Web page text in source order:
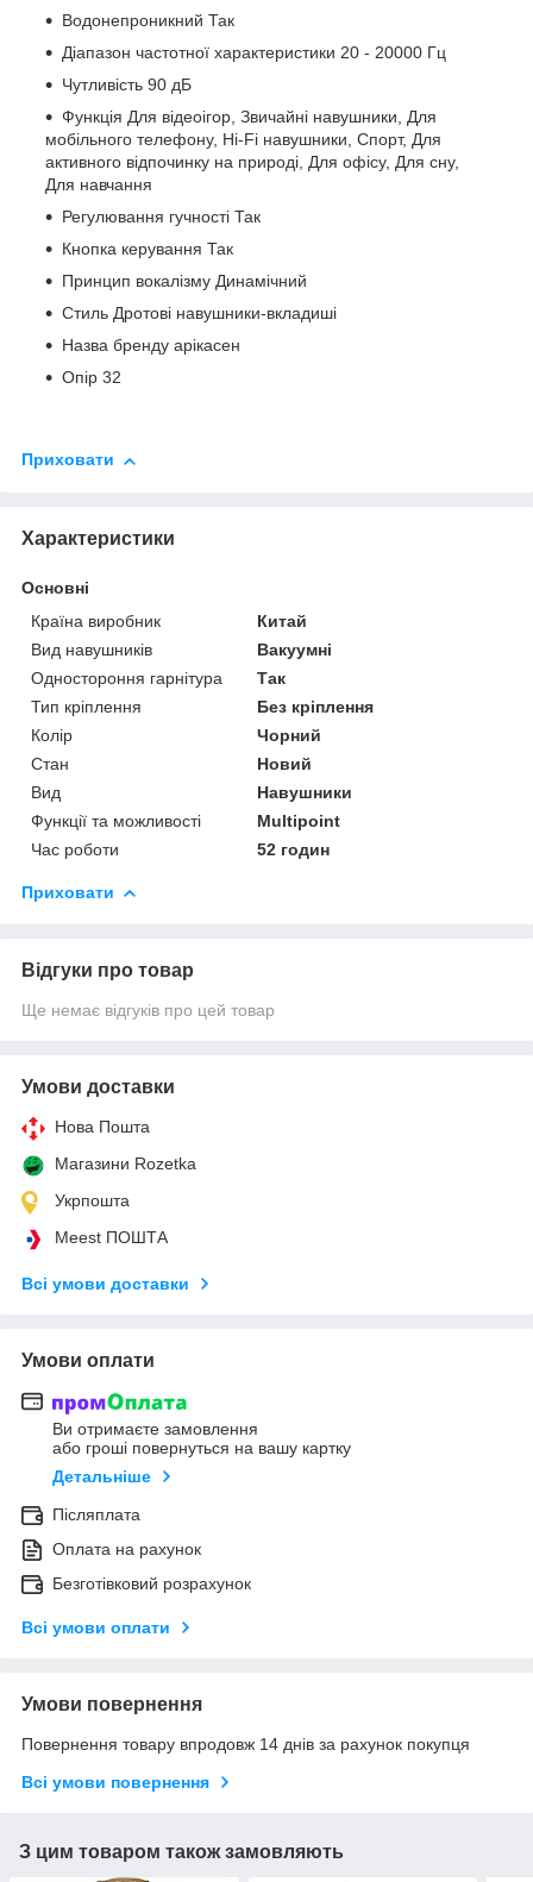
Водонепроникний Так
Діапазон частотної характеристики 20 - 20000 Гц
Чутливість 90 дБ
Функція Для відеоігор, Звичайні навушники, Для
мобільного телефону, Hi-Fi навушники, Спорт, Для
активного відпочинку на природі, Для офісу, Для сну,
Для навчання
Регулювання гучності Так
Кнопка керування Так
Принцип вокалізму Динамічний
Стиль Дротові навушники-вкладиші
Назва бренду арікасен
Опір 32
Приховати
Характеристики
Основні
Країна виробник
Китай
Вид навушників
Вакуумні
Одностороння гарнітура
Так
Тип кріплення
Без кріплення
Колір
Чорний
Стан
Новий
Вид
Навушники
Функції та можливості
Multipoint
Час роботи
52 годин
Приховати
Відгуки про товар
Ще немає відгуків про цей товар
Умови доставки
Нова Пошта
Магазини Rozetka
Укрпошта
Meest ПОШТА
Всі умови доставки
Умови оплати
Ви отримаєте замовлення
або гроші повернуться на вашу картку
Детальніше
Післяплата
Оплата на рахунок
Безготівковий розрахунок
Всі умови оплати
Умови повернення
Повернення товару впродовж 14 днів за рахунок покупця
Всі умови повернення
З цим товаром також замовляють